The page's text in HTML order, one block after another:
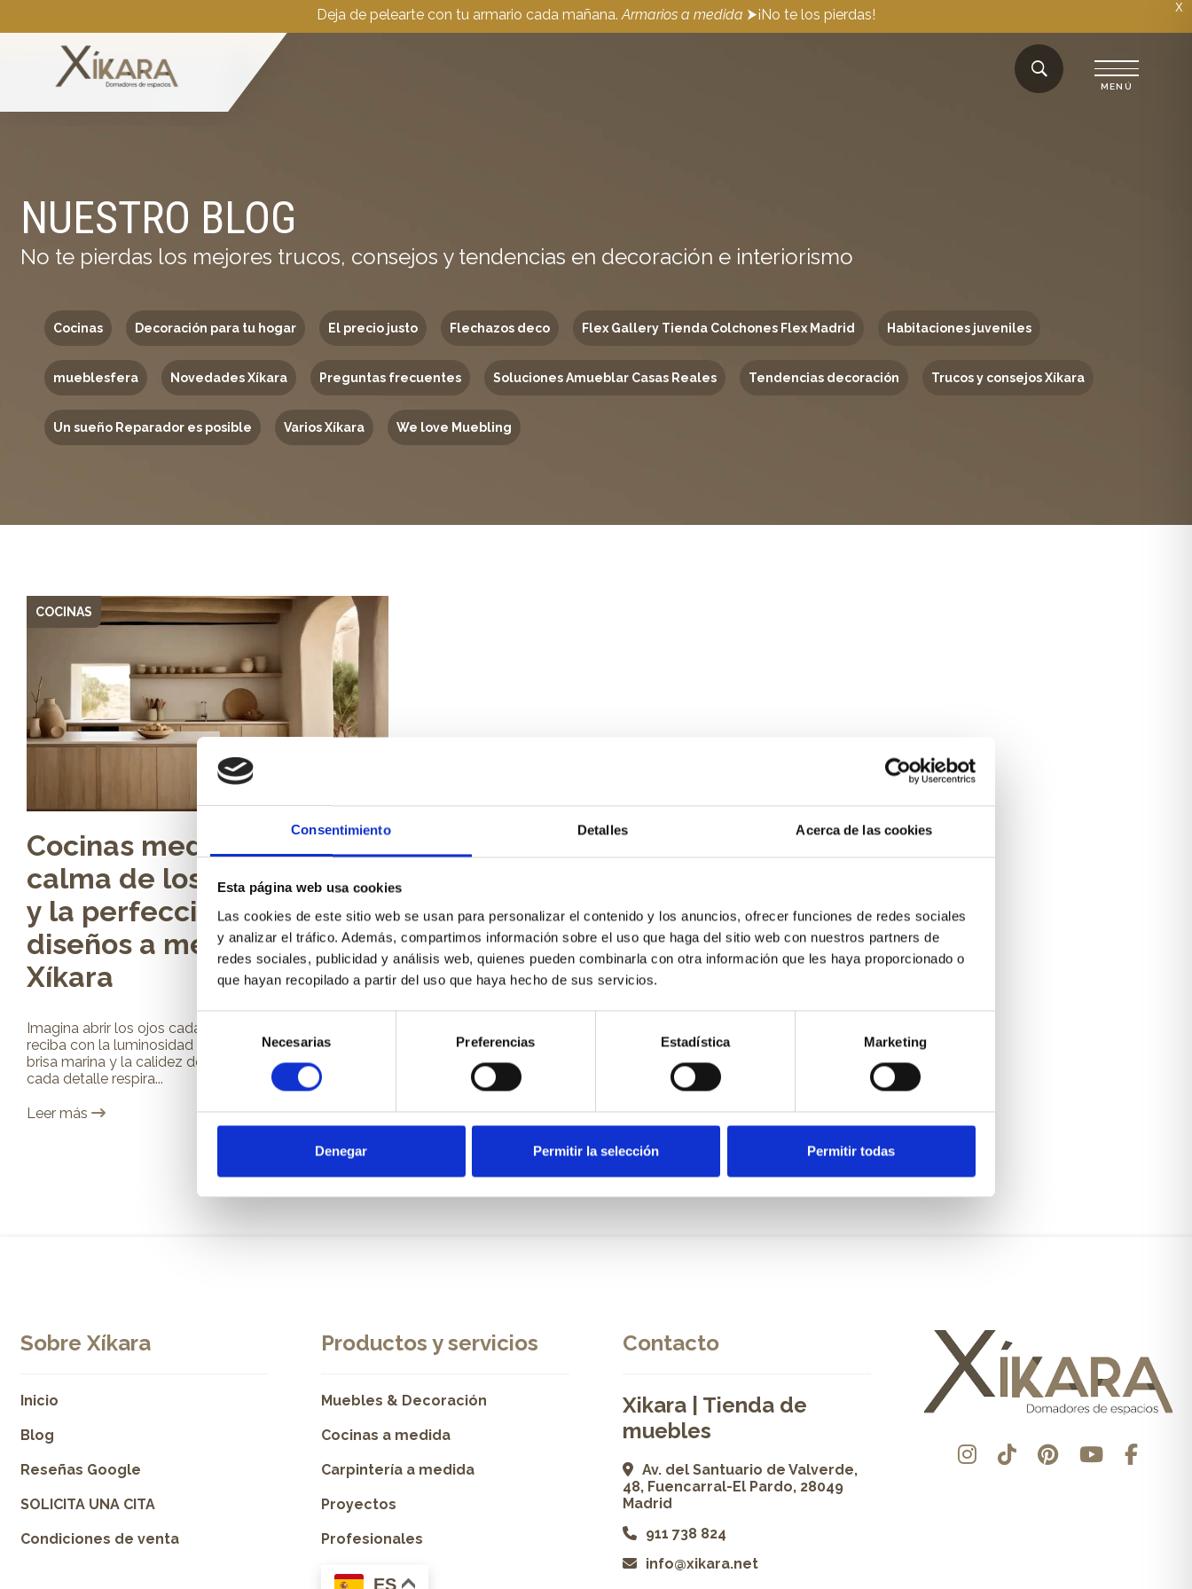
Consentimiento Detalles Acerca de las cookies
Esta página web usa cookies
Las cookies de este sitio web se usan para personalizar el contenido y los anuncios, ofrecer funciones de redes sociales
y analizar el tráfico. Además, compartimos información sobre el uso que haga del sitio web con nuestros partners de
redes sociales, publicidad y análisis web, quienes pueden combinarla con otra información que les haya proporcionado o
que hayan recopilado a partir del uso que haya hecho de sus servicios.
consentimiento
Necesarias Preferencias Estadística Marketing
Denegar Permitir la selección Permitir todas
X
Deja de pelearte con tu armario cada mañana. Armarios a medida ⮞¡No te los pierdas!
NUESTRO BLOG
No te pierdas los mejores trucos, consejos y tendencias en decoración e interiorismo
Cocinas Decoración para tu hogar El precio justo Flechazos deco Flex Gallery Tienda Colchones Flex Madrid Habitaciones juveniles
mueblesfera Novedades Xíkara Preguntas frecuentes Soluciones Amueblar Casas Reales Tendencias decoración Trucos y consejos Xíkara
Un sueño Reparador es posible Varios Xíkara We love Muebling
COCINAS
Cocinas mediterráneas: la
calma de los tonos suaves
y la perfección de los
diseños a medida de
Xíkara
Imagina abrir los ojos cada mañana y que tu cocina te
reciba con la luminosidad de la costa, la frescura de la
brisa marina y la calidez de la tierra. Un espacio donde
cada detalle respira...
Leer más
Sobre Xíkara
Inicio
Blog
Reseñas Google
SOLICITA UNA CITA
Condiciones de venta
Productos y servicios
Muebles & Decoración
Cocinas a medida
Carpintería a medida
Proyectos
Profesionales
ES
Contacto
Xikara | Tienda de
muebles
Av. del Santuario de Valverde,
48, Fuencarral-El Pardo, 28049
Madrid
911 738 824
info@xikara.net